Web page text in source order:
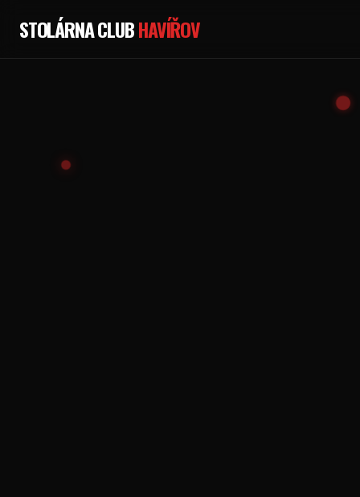
STOLÁRNA CLUBHAVÍŘOV